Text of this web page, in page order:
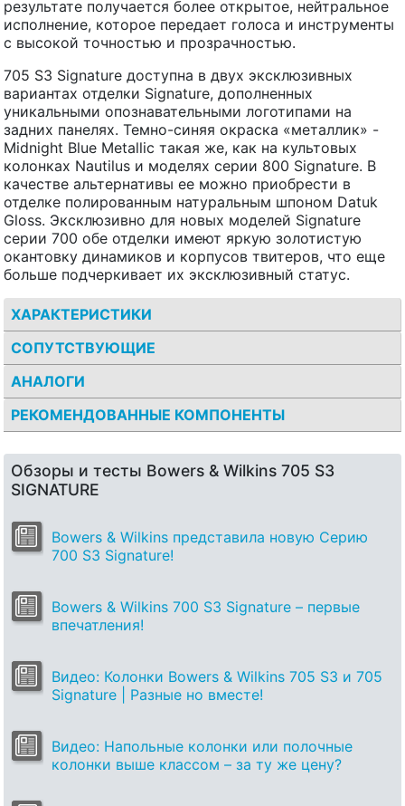
результате получается более открытое, нейтральное
исполнение, которое передает голоса и инструменты
с высокой точностью и прозрачностью.
705 S3 Signature доступна в двух эксклюзивных
вариантах отделки Signature, дополненных
уникальными опознавательными логотипами на
задних панелях. Темно-синяя окраска «металлик» -
Midnight Blue Metallic такая же, как на культовых
колонках Nautilus и моделях серии 800 Signature. В
качестве альтернативы ее можно приобрести в
отделке полированным натуральным шпоном Datuk
Gloss. Эксклюзивно для новых моделей Signature
серии 700 обе отделки имеют яркую золотистую
окантовку динамиков и корпусов твитеров, что еще
больше подчеркивает их эксклюзивный статус.
ХАРАКТЕРИСТИКИ
СОПУТСТВУЮЩИЕ
АНАЛОГИ
РЕКОМЕНДОВАННЫЕ КОМПОНЕНТЫ
Обзоры и тесты Bowers & Wilkins 705 S3
SIGNATURE
Bowers & Wilkins представила новую Серию
700 S3 Signature!
Bowers & Wilkins 700 S3 Signature – первые
впечатления!
Видео: Колонки Bowers & Wilkins 705 S3 и 705
Signature | Разные но вместе!
Видео: Напольные колонки или полочные
колонки выше классом – за ту же цену?